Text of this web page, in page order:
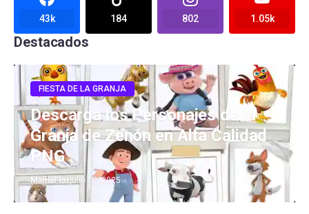
43k 184 802 1.05k
Destacados
FIESTA DE LA GRANJA
Descarga los Personajes de la
Granja de Zenón en Alta Calidad
PNG
MamaFlorjulio 13, 2025